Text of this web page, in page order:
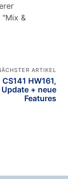
&
ARTIKEL
CS141 HW161,
Update + neue
Features